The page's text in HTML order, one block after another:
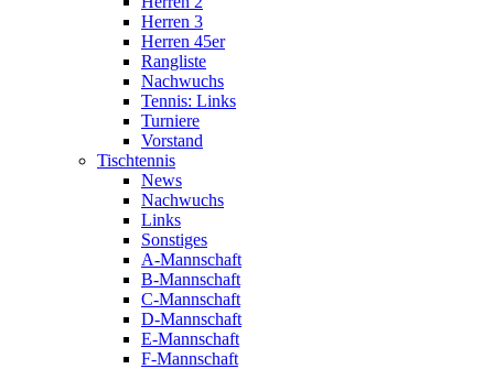
Herren 3
Herren 45er
Rangliste
Nachwuchs
Tennis: Links
Turniere
Vorstand
Tischtennis
News
Nachwuchs
Links
Sonstiges
A-Mannschaft
B-Mannschaft
C-Mannschaft
D-Mannschaft
E-Mannschaft
F-Mannschaft